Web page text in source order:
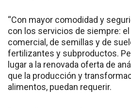
“Con mayor comodidad y
con los servicios de siempre:
comercial, de semillas y de
fertilizantes y subproductos.
lugar a la renovada oferta de
que la producción y
alimentos, puedan requerir.